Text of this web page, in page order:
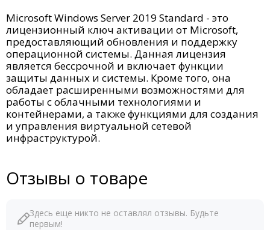
Microsoft Windows Server 2019 Standard - это
лицензионный ключ активации от Microsoft,
предоставляющий обновления и поддержку
операционной системы. Данная лицензия
является бессрочной и включает функции
защиты данных и системы. Кроме того, она
обладает расширенными возможностями для
работы с облачными технологиями и
контейнерами, а также функциями для создания
и управления виртуальной сетевой
инфраструктурой.
Отзывы о товаре
Здесь еще никто не оставлял отзывы. Будьте
первым!